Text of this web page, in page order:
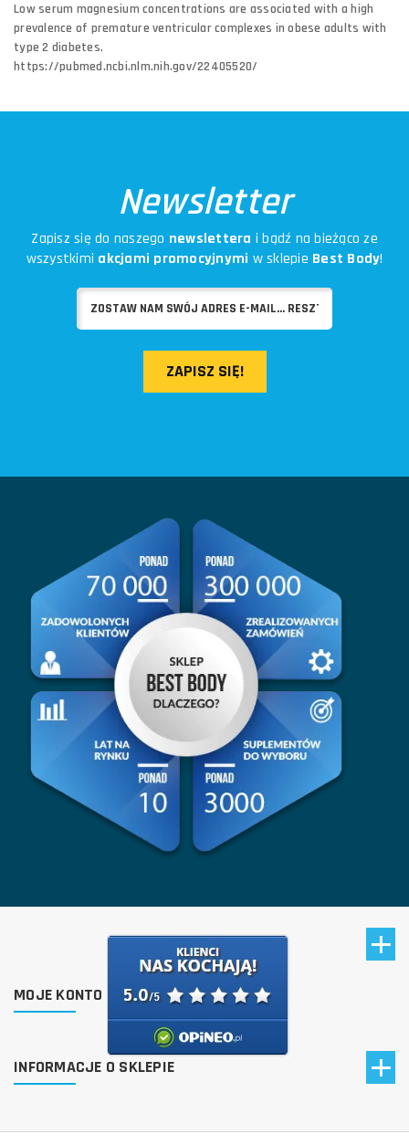
Low serum magnesium concentrations are associated with a high
prevalence of premature ventricular complexes in obese adults with
type 2 diabetes.
https://pubmed.ncbi.nlm.nih.gov/22405520/
Newsletter
Zapisz się do naszego newslettera i bądź na bieżąco ze
wszystkimi akcjami promocyjnymi w sklepie Best Body!
ZAPISZ SIĘ!
MOJE KONTO
INFORMACJE O SKLEPIE